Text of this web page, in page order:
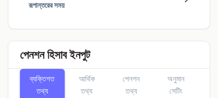
রূপান্তরের সময়
পেনশন হিসাব ইনপুট
ব্যক্তিগত
তথ্য
আর্থিক
তথ্য
পেনশন
তথ্য
অনুমান
সেটিং